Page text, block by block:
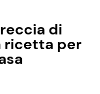
di
ricetta per